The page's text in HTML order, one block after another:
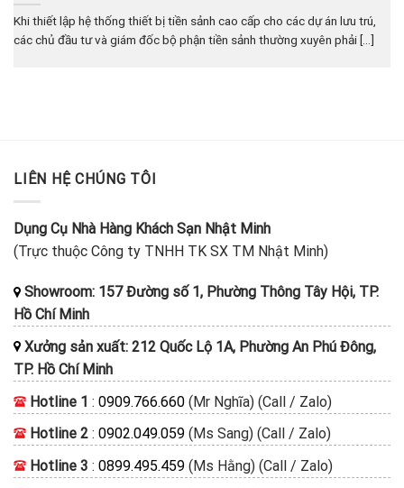
Khi thiết lập hệ thống thiết bị tiền sảnh cao cấp cho các dự án lưu trú,
các chủ đầu tư và giám đốc bộ phận tiền sảnh thường xuyên phải [...]
LIÊN HỆ CHÚNG TÔI
Dụng Cụ Nhà Hàng Khách Sạn Nhật Minh
(Trực thuộc Công ty TNHH TK SX TM Nhật Minh)
Showroom: 157 Đường số 1, Phường Thông Tây Hội, TP.
Hồ Chí Minh
Xưởng sản xuất: 212 Quốc Lộ 1A, Phường An Phú Đông,
TP. Hồ Chí Minh
Hotline 1 : 0909.766.660 (Mr Nghĩa) (Call / Zalo)
Hotline 2 : 0902.049.059 (Ms Sang) (Call / Zalo)
Hotline 3 : 0899.495.459 (Ms Hằng) (Call / Zalo)